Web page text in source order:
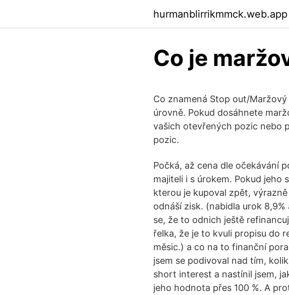
hurmanblirrikmmck.web.app
Co je
Co znamená Stop out/
úrovně. Pokud dosáhnete
vašich otevřených pozic nebo
pozic.
Počká, až cena dle očekávání
majiteli i s úrokem. Pokud jeho
kterou je kupoval zpět,
odnáší zisk. (nabidla urok
se, že to odnich ještě
řelka, že je to kvuli propisu do
měsic.) a co na to finanční
jsem se podivoval nad tím,
short interest a nastínil jsem,
jeho hodnota přes 100 %. A